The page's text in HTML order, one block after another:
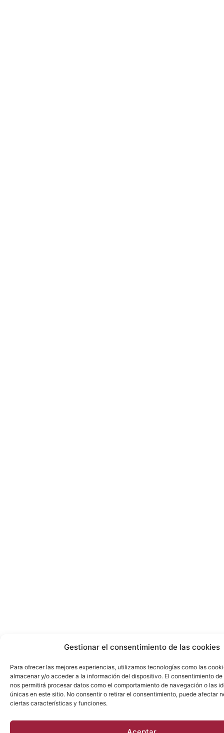
Gestionar el consentimiento de las cookies
Para ofrecer las mejores experiencias, utilizamos tecnologías como las
almacenar y/o acceder a la información del dispositivo. El consentimiento
nos permitirá procesar datos como el comportamiento de navegación o las
únicas en este sitio. No consentir o retirar el consentimiento, puede afectar
ciertas características y funciones.